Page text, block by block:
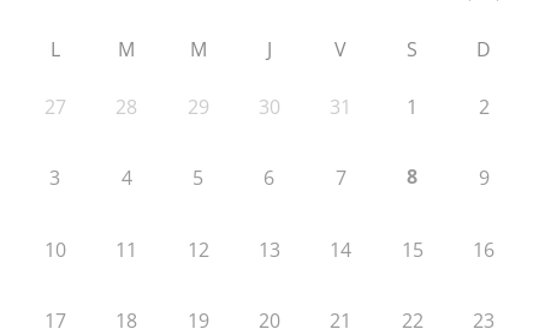
L M M J V S D
27 28 29 30 31 1 2
3 4 5 6 7 8 9
10 11 12 13 14 15 16
17 18 19 20 21 22 23